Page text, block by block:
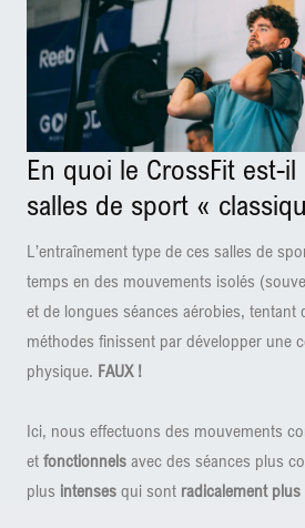
En quoi le CrossFit est-
salles de sport «
L’entraînement type de ces salles de
temps en des mouvements isolés
et de longues séances aérobies, tentant
méthodes finissent par développer une
physique. FAUX !
Ici, nous effectuons des mouvements
et fonctionnels avec des séances plus
plus intenses qui sont radicalement plus